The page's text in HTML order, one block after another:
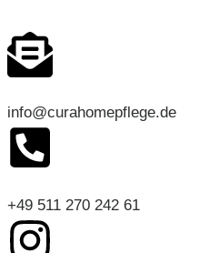
info@curahomepflege.de
+49 511 270 242 61